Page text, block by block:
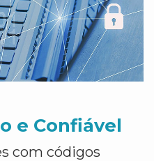
e Confiável
com códigos